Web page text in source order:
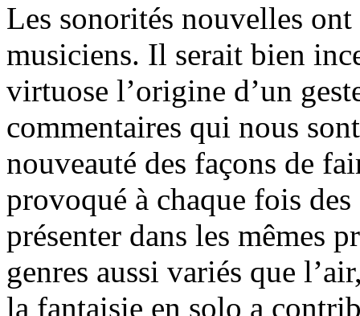
Les sonorités nouvelles
musiciens. Il serait bien
virtuose l’origine d’un
commentaires qui nous
nouveauté des façons de
provoqué à chaque fois
présenter dans les mêmes
genres aussi variés que
la fantaisie en solo a